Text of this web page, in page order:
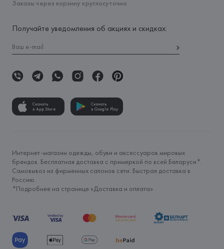
Заказы через корзину круглосуточно
Получайте уведомления об акциях и скидках:
Скачать
в App Store
Скачать
в Google Play
Интернет-магазин одежды, обуви и аксессуаров мировых
брендов. Бесплатная доставка с примеркой по всей Беларуси*.
Самовывоз из фирменных салонов сети. Быстрая доставка в
Россию.
*Подробнее на странице «Доставка и оплата»